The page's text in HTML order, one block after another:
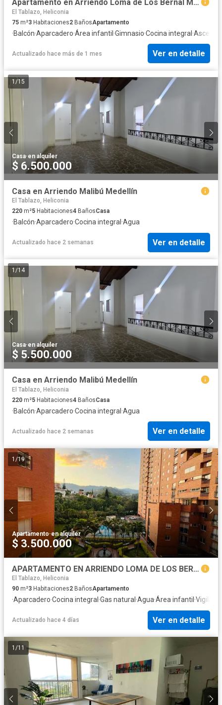
Apartamento en Arriendo Loma de Los Bernal Medellin
El Tablazo, Heliconia
75 m²3 Habitaciones2 BañosApartamento
·Balcón·Aparcadero·Área infantil ·Gimnasio·Cocina integral ·
Actualizado hace más de 1 mes Ver en detalle
1 /15
Casa·en alquiler
$ 6.500.000
Casa en Arriendo Malibú Medellín
El Tablazo, Heliconia
220 m²5 Habitaciones4 BañosCasa
·Balcón·Aparcadero·Cocina integral ·Agua
Actualizado hace 2 semanas Ver en detalle
1 /14
Casa·en alquiler
$ 5.500.000
Casa en Arriendo Malibú Medellín
El Tablazo, Heliconia
220 m²5 Habitaciones4 BañosCasa
·Balcón·Aparcadero·Cocina integral ·Agua
Actualizado hace 2 semanas Ver en detalle
1 /19
Apartamento·en alquiler
$ 3.500.000
APARTAMENTO EN ARRIENDO LOMA DE LOS BERNAL MEDELLIN
El Tablazo, Heliconia
90 m²3 Habitaciones2 BañosApartamento
·Aparcadero·Cocina integral ·Gas natural ·Agua·Área infantil ·
Actualizado hace 4 días Ver en detalle
1 /11